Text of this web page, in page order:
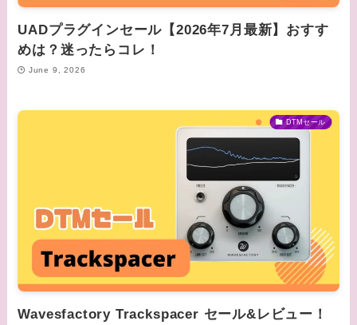
UADプラグインセール【2026年7月最新】おすす
めは？迷ったらコレ！
June 9, 2026
DTMセール
Wavesfactory Trackspacer セール&レビュー！